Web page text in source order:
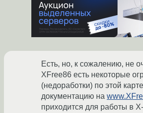
Есть, но, к сожалению, не
XFree86 есть некоторые
(недоработки) по этой
документацию на
приходится для работы в